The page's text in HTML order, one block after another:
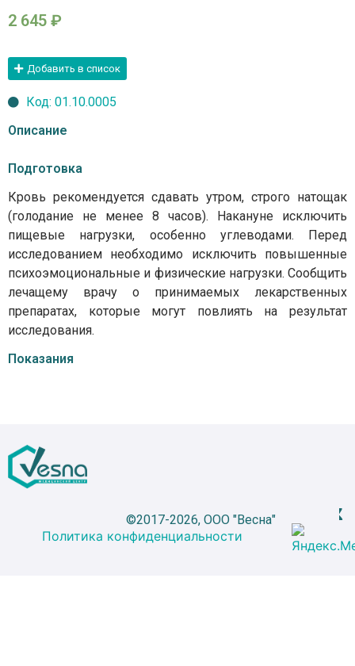
2 645 ₽
Добавить в список
Код: 01.10.0005
Описание
Подготовка
Кровь рекомендуется сдавать утром, строго натощак
(голодание не менее 8 часов). Накануне исключить
пищевые нагрузки, особенно углеводами. Перед
исследованием необходимо исключить повышенные
психоэмоциональные и физические нагрузки. Сообщить
лечащему врачу о принимаемых лекарственных
препаратах, которые могут повлиять на результат
исследования.
Показания
©2017-2026, ООО "Весна"
Политика конфиденциальности